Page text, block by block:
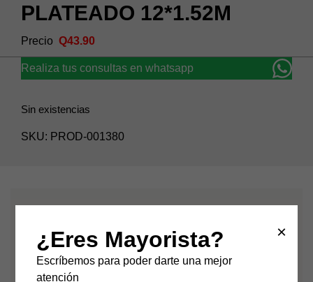
PLATEADO 12*1.52M
Q43.90
Realiza tus consultas en whatsapp
Sin existencias
SKU: PROD-001380
×
¿Eres Mayorista?
Escríbemos para poder darte una mejor
atención